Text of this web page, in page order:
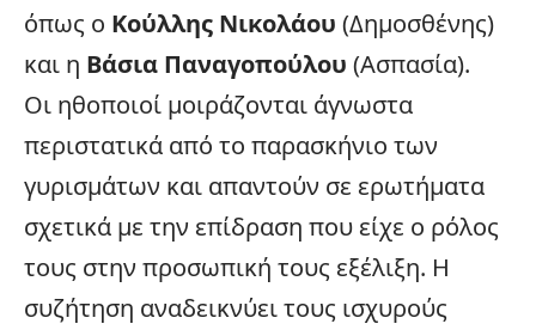
όπως ο Κούλλης Νικολάου (Δημοσθένης)
και η Βάσια Παναγοπούλου (Ασπασία).
Οι ηθοποιοί μοιράζονται άγνωστα
περιστατικά από το παρασκήνιο των
γυρισμάτων και απαντούν σε ερωτήματα
σχετικά με την επίδραση που είχε ο ρόλος
τους στην προσωπική τους εξέλιξη. Η
συζήτηση αναδεικνύει τους ισχυρούς